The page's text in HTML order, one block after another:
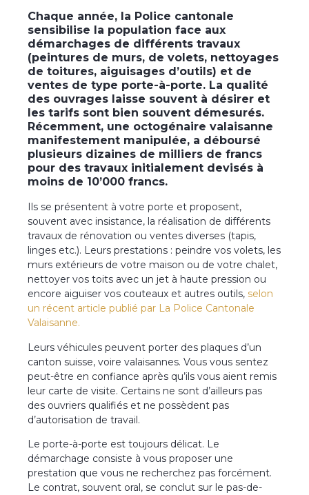
Chaque année, la Police cantonale
sensibilise la population face aux
démarchages de différents travaux
(peintures de murs, de volets, nettoyages
de toitures, aiguisages d’outils) et de
ventes de type porte-à-porte. La qualité
des ouvrages laisse souvent à désirer et
les tarifs sont bien souvent démesurés.
Récemment, une octogénaire valaisanne
manifestement manipulée, a déboursé
plusieurs dizaines de milliers de francs
pour des travaux initialement devisés à
moins de 10’000 francs.
Ils se présentent à votre porte et proposent,
souvent avec insistance, la réalisation de différents
travaux de rénovation ou ventes diverses (tapis,
linges etc.). Leurs prestations : peindre vos volets, les
murs extérieurs de votre maison ou de votre chalet,
nettoyer vos toits avec un jet à haute pression ou
encore aiguiser vos couteaux et autres outils, selon
un récent article publié par La Police Cantonale
Valaisanne.
Leurs véhicules peuvent porter des plaques d’un
canton suisse, voire valaisannes. Vous vous sentez
peut-être en confiance après qu’ils vous aient remis
leur carte de visite. Certains ne sont d’ailleurs pas
des ouvriers qualifiés et ne possèdent pas
d’autorisation de travail.
Le porte-à-porte est toujours délicat. Le
démarchage consiste à vous proposer une
prestation que vous ne recherchez pas forcément.
Le contrat, souvent oral, se conclut sur le pas-de-